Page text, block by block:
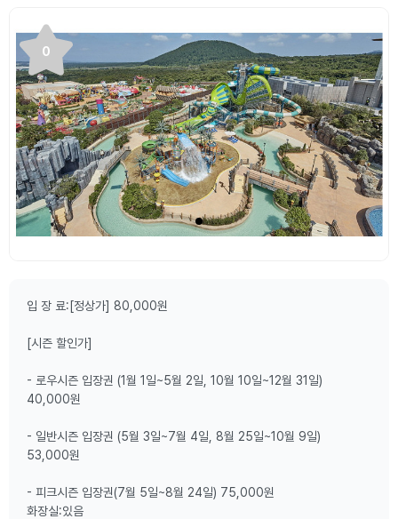
0
입 장 료:[정상가] 80,000원
[시즌 할인가]
- 로우시즌 입장권 (1월 1일~5월 2일, 10월 10일~12월 31일)
40,000원
- 일반시즌 입장권 (5월 3일~7월 4일, 8월 25일~10월 9일)
53,000원
- 피크시즌 입장권(7월 5일~8월 24일) 75,000원
화장실:있음